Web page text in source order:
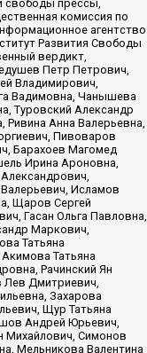
прессы,
комиссия по
агентство
Развития Свободы
вердикт,
Петр Петрович,
Владимирович,
Вадимовна, Чанышева
Туровский Александр
Ривина Анна Валерьевна,
Пивоваров
Барахоев Магомед
Ирина Ароновна,
Исламов
Щаров Сергей
Гасан Ольга Павловна,
Маркович,
Татьяна
Татьяна
Рачинский Ян
Лев Дмитриевич,
Захарова
Щур Татьяна
Андрей Юрьевич,
Михайлович, Симонов
Мельникова Валентина